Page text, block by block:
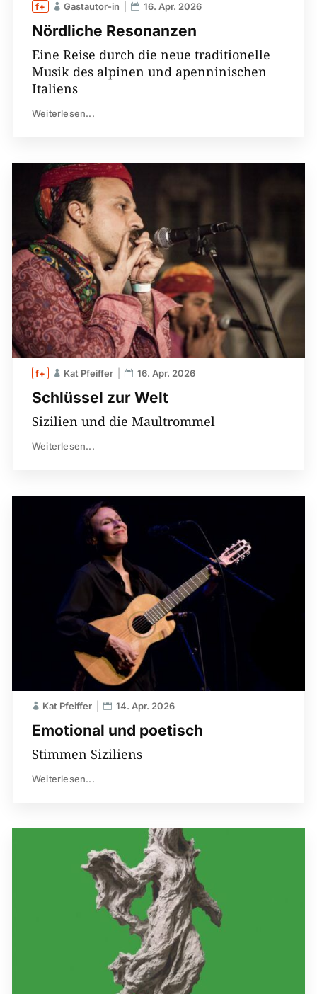
Nördliche Resonanzen
Gastautor-in 16. Apr. 2026
Eine Reise durch die neue traditionelle
Musik des alpinen und apenninischen
Italiens
Weiterlesen...
Schlüssel zur Welt
Kat Pfeiffer 16. Apr. 2026
Sizilien und die Maultrommel
Weiterlesen...
Emotional und poetisch
Kat Pfeiffer 14. Apr. 2026
Stimmen Siziliens
Weiterlesen...